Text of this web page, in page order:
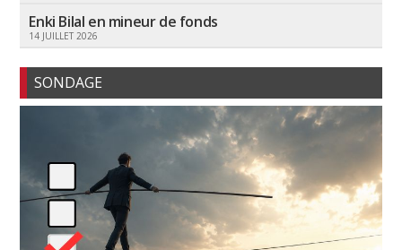
Enki Bilal en mineur de fonds
14 JUILLET 2026
SONDAGE